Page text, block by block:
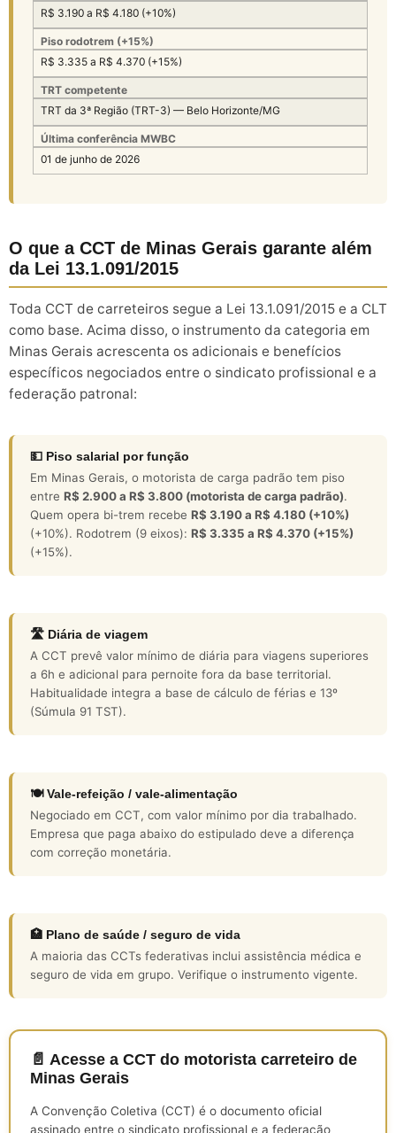
R$ 3.190 a R$ 4.180 (+10%)
Piso rodotrem (+15%)
R$ 3.335 a R$ 4.370 (+15%)
TRT competente
TRT da 3ª Região (TRT-3) — Belo Horizonte/MG
Última conferência MWBC
01 de junho de 2026
O que a CCT de Minas Gerais garante além
da Lei 13.1.091/2015
Toda CCT de carreteiros segue a Lei 13.1.091/2015 e a CLT
como base. Acima disso, o instrumento da categoria em
Minas Gerais acrescenta os adicionais e benefícios
específicos negociados entre o sindicato profissional e a
federação patronal:
💵 Piso salarial por função
Em Minas Gerais, o motorista de carga padrão tem piso
entre R$ 2.900 a R$ 3.800 (motorista de carga padrão).
Quem opera bi-trem recebe R$ 3.190 a R$ 4.180 (+10%)
(+10%). Rodotrem (9 eixos): R$ 3.335 a R$ 4.370 (+15%)
(+15%).
🛣️ Diária de viagem
A CCT prevê valor mínimo de diária para viagens superiores
a 6h e adicional para pernoite fora da base territorial.
Habitualidade integra a base de cálculo de férias e 13º
(Súmula 91 TST).
🍽️ Vale-refeição / vale-alimentação
Negociado em CCT, com valor mínimo por dia trabalhado.
Empresa que paga abaixo do estipulado deve a diferença
com correção monetária.
🏥 Plano de saúde / seguro de vida
A maioria das CCTs federativas inclui assistência médica e
seguro de vida em grupo. Verifique o instrumento vigente.
📄 Acesse a CCT do motorista carreteiro de
Minas Gerais
A Convenção Coletiva (CCT) é o documento oficial
assinado entre o sindicato profissional e a federação